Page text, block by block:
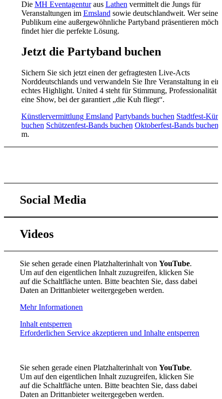
Die MH Eventagenturaus Lathen vermittelt die Jungs für
Veranstaltungen im Emsland sowie deutschlandweit. Wer
Publikum eine außergewöhnliche Partyband präsentieren
findet hier die perfekte Lösung.
Jetzt die Partyband buchen
Sichern Sie sich jetzt einen der gefragtesten Live-Acts
Norddeutschlands und verwandeln Sie Ihre Veranstaltung in ein
echtes Highlight. United 4 steht für Stimmung, Professionalität
eine Show, bei der garantiert „die Kuh fliegt“.
Künstlervermittlung Emsland Partybands buchen Stadtfest-
buchen Schützenfest-Bands buchen Oktoberfest-Bands buchen
m.
Social Media
Videos
Sie sehen gerade einen Platzhalterinhalt vonYouTube.
Um auf den eigentlichen Inhalt zuzugreifen, klicken Sie
auf die Schaltfläche unten. Bitte beachten Sie, dass dabei
Daten an Drittanbieter weitergegeben werden.
Mehr Informationen
Inhalt entsperren
Erforderlichen Service akzeptieren und Inhalte entsperren
Sie sehen gerade einen Platzhalterinhalt vonYouTube.
Um auf den eigentlichen Inhalt zuzugreifen, klicken Sie
auf die Schaltfläche unten. Bitte beachten Sie, dass dabei
Daten an Drittanbieter weitergegeben werden.